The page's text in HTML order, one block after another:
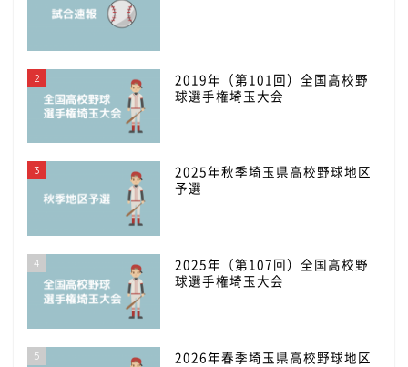
2
2019年（第101回）全国高校野
球選手権埼玉大会
3
2025年秋季埼玉県高校野球地区
予選
4
2025年（第107回）全国高校野
球選手権埼玉大会
5
2026年春季埼玉県高校野球地区